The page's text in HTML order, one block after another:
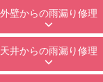
外壁からの雨漏り修理
天井からの雨漏り修理